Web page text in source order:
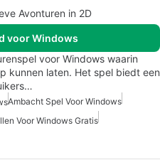
Avonturen in 2D
voor Windows
voor Windows waarin
kunnen laten. Het spel biedt een
Ambacht Spel Voor Windows
Voor Windows Gratis